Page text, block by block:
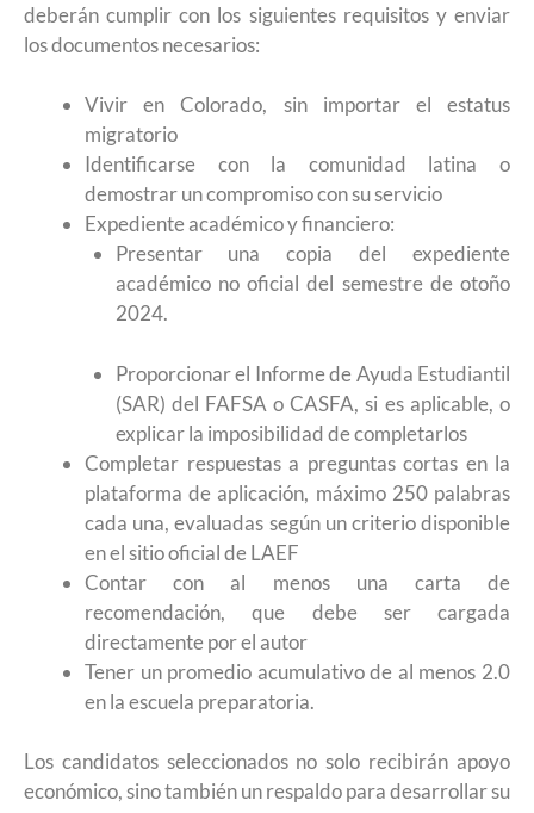
deberán cumplir con los siguientes requisitos y enviar
los documentos necesarios:
Vivir en Colorado, sin importar el estatus
migratorio
Identificarse con la comunidad latina o
demostrar un compromiso con su servicio
Expediente académico y financiero:
Presentar una copia del expediente
académico no oficial del semestre de otoño
2024.
Proporcionar el Informe de Ayuda Estudiantil
(SAR) del FAFSA o CASFA, si es aplicable, o
explicar la imposibilidad de completarlos
Completar respuestas a preguntas cortas en la
plataforma de aplicación, máximo 250 palabras
cada una, evaluadas según un criterio disponible
en el sitio oficial de LAEF
Contar con al menos una carta de
recomendación, que debe ser cargada
directamente por el autor
Tener un promedio acumulativo de al menos 2.0
en la escuela preparatoria.
Los candidatos seleccionados no solo recibirán apoyo
económico, sino también un respaldo para desarrollar su